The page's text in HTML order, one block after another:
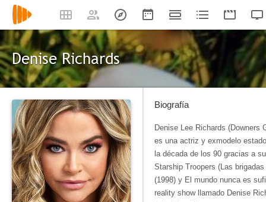
Denise Richards
Biografía
Denise Lee Richards (Downers
es una actriz y exmodelo
la década de los 90 gracias a
Starship Troopers (Las
(1998) y El mundo nunca es
reality show llamado Denise